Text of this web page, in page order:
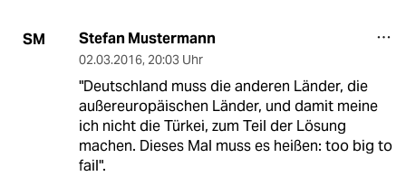
SM Stefan Mustermann
02.03.2016, 20:03 Uhr
"Deutschland muss die anderen Länder, die
außereuropäischen Länder, und damit meine
ich nicht die Türkei, zum Teil der Lösung
machen. Dieses Mal muss es heißen: too big to
fail".